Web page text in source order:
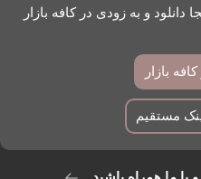
دانلود و به زودی در کافه بازار
بازار
مستقیم